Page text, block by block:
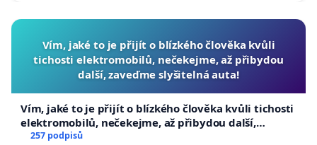
Vím, jaké to je přijít o blízkého člověka kvůli
tichosti elektromobilů, nečekejme, až přibydou
další, zaveďme slyšitelná auta!
Vím, jaké to je přijít o blízkého člověka kvůli tichosti
elektromobilů, nečekejme, až přibydou další,
zaveďme slyšitelná auta!
257 podpisů